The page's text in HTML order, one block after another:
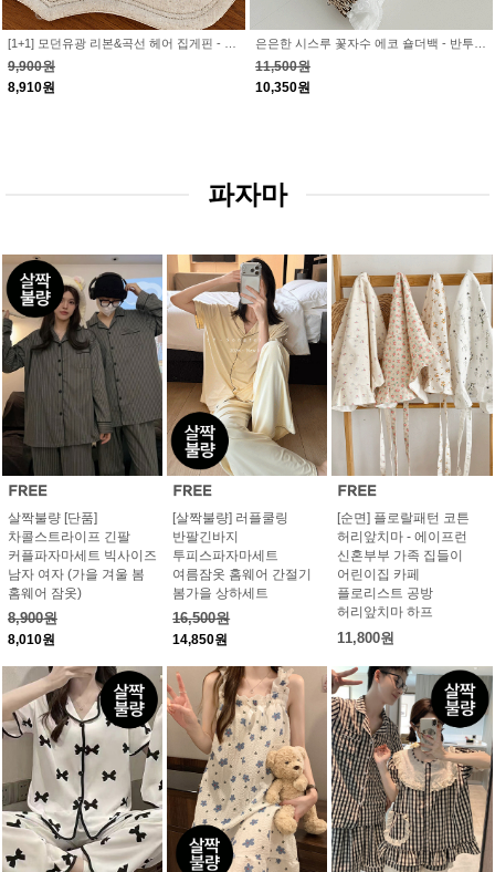
[1+1] 모던유광 리본&곡선 헤어 집게핀 - 베이직 반달 커브 집게삔 머리삔 악세서리
9,900원
8,910원
은은한 시스루 꽃자수 에코 숄더백 - 반투명 레이스코디 패션템 대학생 힙한코디 직장인 장바구니 에겐 레이스코어 손가방
11,500원
10,350원
파자마
살짝불량 [단품]
차콜스트라이프 긴팔
커플파자마세트 빅사이즈
남자 여자 (가을 겨울 봄
홈웨어 잠옷)
8,900원
8,010원
[살짝불량] 러플쿨링
반팔긴바지
투피스파자마세트
여름잠옷 홈웨어 간절기
봄가을 상하세트
16,500원
14,850원
[순면] 플로랄패턴 코튼
허리앞치마 - 에이프런
신혼부부 가족 집들이
어린이집 카페
플로리스트 공방
허리앞치마 하프
11,800원